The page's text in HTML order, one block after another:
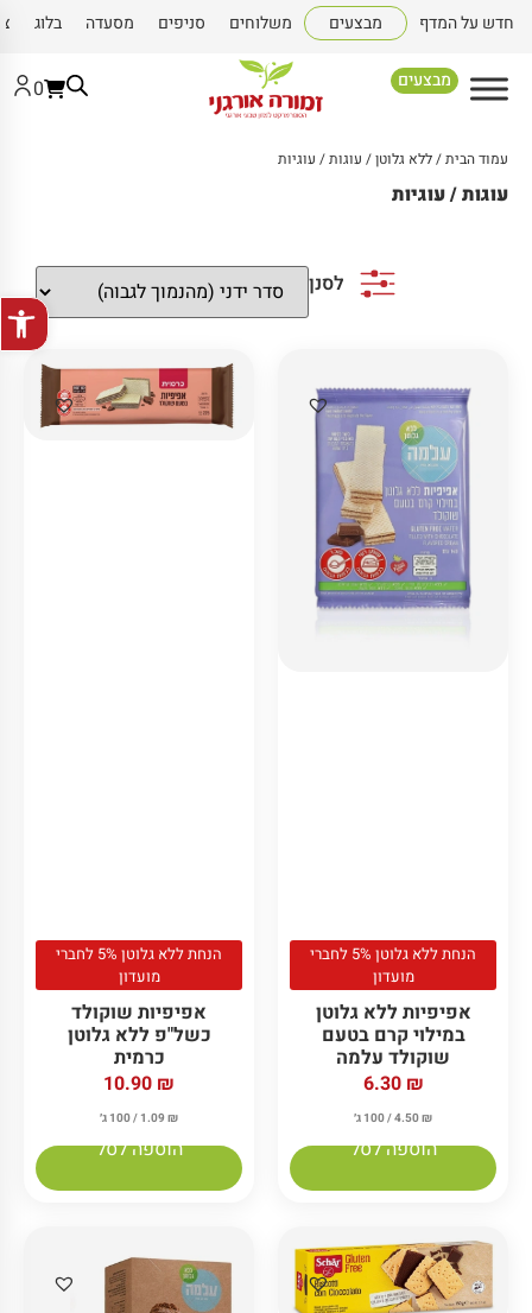
פתח
חדש על המדף מבצעים משלוחים סניפים מסעדה בלוג
מבצעים 0
עמוד הבית/ללא גלוטן/ עוגות / עוגיות
עוגות / עוגיות
לסנן
הנחת ללא גלוטן 5% לחברי
מועדון
אפיפיות ללא גלוטן
במילוי קרם בטעם
שוקולד עלמה
6.30 ₪
4.50₪ / 100 ג׳
הוספה לסל
הנחת ללא גלוטן 5% לחברי
מועדון
אפיפיות שוקולד
כשל"פ ללא גלוטן
כרמית
10.90 ₪
1.09 ₪ / 100 ג׳
הוספה לסל